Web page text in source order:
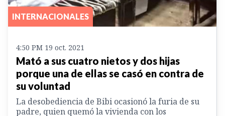
INTERNACIONALES
4:50 PM 19 oct. 2021
Mató a sus cuatro nietos y dos hijas
porque una de ellas se casó en contra de
su voluntad
La desobediencia de Bibi ocasionó la furia de su
padre, quien quemó la vivienda con los